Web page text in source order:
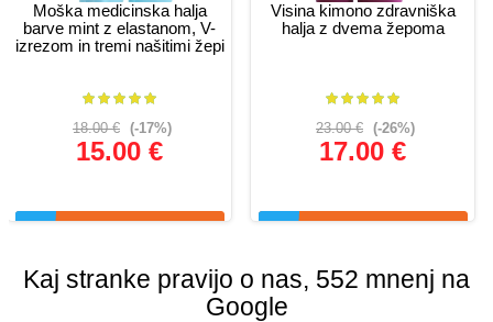
Moška medicinska halja
barve mint z elastanom, V-
izrezom in tremi našitimi žepi
18.00 € (-17%)
15.00 €
Glej podrobnosti
Visina kimono zdravniška
halja z dvema žepoma
23.00 € (-26%)
17.00 €
Glej podrobnosti
Kaj stranke pravijo o nas, 552 mnenj na
Google